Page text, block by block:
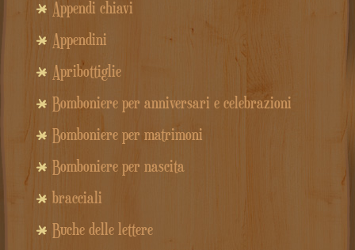
Appendi chiavi
Appendini
Apribottiglie
Bomboniere per anniversari e celebrazioni
Bomboniere per matrimoni
Bomboniere per nascita
bracciali
Buche delle lettere